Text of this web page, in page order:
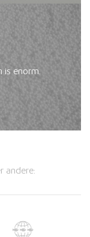
is enorm.
andere: